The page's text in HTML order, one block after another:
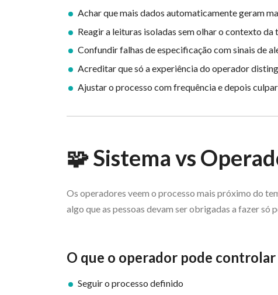
Achar que mais dados automaticamente geram
Reagir a leituras isoladas sem olhar o contexto da
Confundir falhas de especificação com sinais de
Acreditar que só a experiência do operador
Ajustar o processo com frequência e depois
🧩 Sistema vs
Os operadores veem o processo mais próximo do
algo que as pessoas devam ser obrigadas a fazer só
O que o operador pode controlar
Seguir o processo definido